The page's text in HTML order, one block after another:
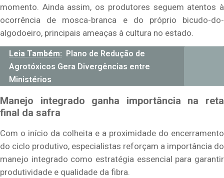
momento. Ainda assim, os produtores seguem atentos à
ocorrência de mosca-branca e do próprio bicudo-do-
algodoeiro, principais ameaças à cultura no estado.
Leia Também:
Plano de Redução de
Agrotóxicos Gera Divergências entre
Ministérios
Manejo integrado ganha importância na reta
final da safra
Com o início da colheita e a proximidade do encerramento
do ciclo produtivo, especialistas reforçam a importância do
manejo integrado como estratégia essencial para garantir
produtividade e qualidade da fibra.